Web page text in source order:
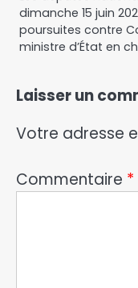
dimanche 15 juin
poursuites contre
ministre d’État en
Laisser un
Votre adresse
Commentaire *